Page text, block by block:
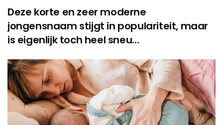
Deze korte en zeer moderne
jongensnaam stijgt in populariteit, maar
is eigenlijk toch heel sneu…